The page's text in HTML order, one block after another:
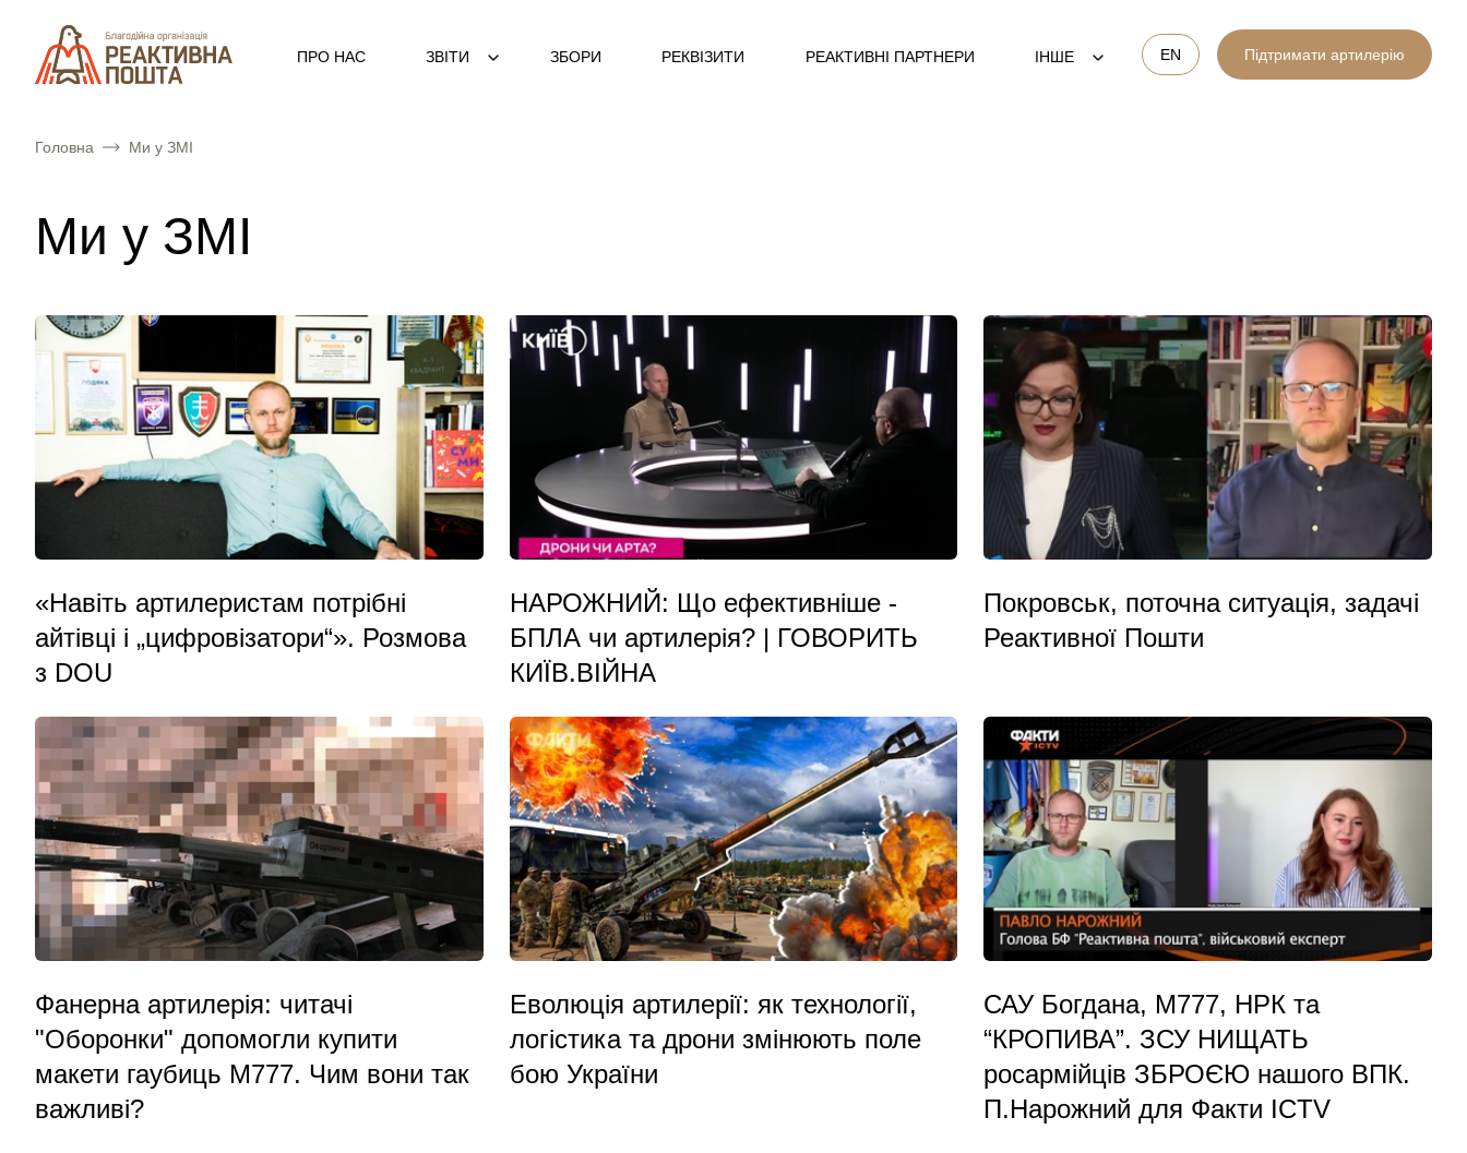
ПРО НАС ЗВІТИ ЗБОРИ РЕКВІЗИТИ РЕАКТИВНІ ПАРТНЕРИ ІНШЕ EN Підтримати артилерію
Головна Ми у ЗМІ
Ми у ЗМІ
«Навіть артилеристам потрібні
айтівці і „цифровізатори“». Розмова
з DOU
НАРОЖНИЙ: Що ефективніше -
БПЛА чи артилерія? | ГОВОРИТЬ
КИЇВ.ВІЙНА
Покровськ, поточна ситуація, задачі
Реактивної Пошти
Фанерна артилерія: читачі
"Оборонки" допомогли купити
макети гаубиць M777. Чим вони так
важливі?
Еволюція артилерії: як технології,
логістика та дрони змінюють поле
бою України
САУ Богдана, М777, НРК та
“КРОПИВА”. ЗСУ НИЩАТЬ
росармійців ЗБРОЄЮ нашого ВПК.
П.Нарожний для Факти ICTV